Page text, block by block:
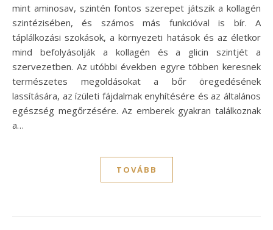
mint aminosav, szintén fontos szerepet játszik a kollagén
szintézisében, és számos más funkcióval is bír. A
táplálkozási szokások, a környezeti hatások és az életkor
mind befolyásolják a kollagén és a glicin szintjét a
szervezetben. Az utóbbi években egyre többen keresnek
természetes megoldásokat a bőr öregedésének
lassítására, az ízületi fájdalmak enyhítésére és az általános
egészség megőrzésére. Az emberek gyakran találkoznak
a…
TOVÁBB